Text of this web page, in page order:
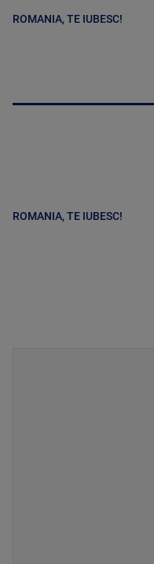
ROMANIA, TE IUBESC!
ROMANIA, TE IUBESC!